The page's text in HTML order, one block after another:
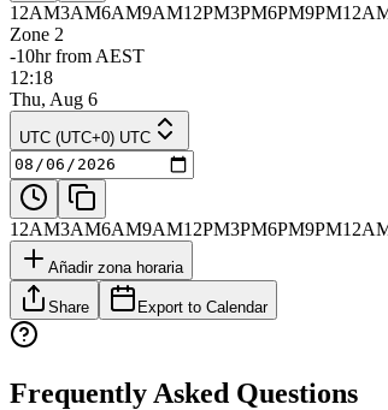
12AM3AM6AM9AM12PM3PM6PM9PM
Zone 2
-10hr from AEST
12:18
Thu, Aug 6
UTC (UTC+0) UTC
12AM3AM6AM9AM12PM3PM6PM9PM
Añadir zona horaria
Share Export to Calendar
Frequently Asked Questions